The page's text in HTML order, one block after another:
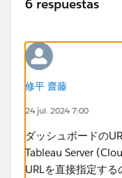
することが把握で
https://
/en-us/docs/
ポータルサイトから
ードを新しいブラウ
が実現方法が把握で
どのように実現す
6 respuestas
修平 齋藤
24 jul. 2024 7:00
ダッシュボードの
Tableau Server
URLを直接指定す